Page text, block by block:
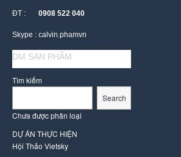
ĐT : 0908 522 040
Skype : calvin.phamvn
DM SAN PHẨM
Tìm kiếm
Search
Chưa được phân loại
DỰ ÁN THỰC HIỆN
Hội Thảo Vietsky